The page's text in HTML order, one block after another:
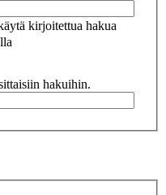
kirjoitettua hakua
hakuihin.